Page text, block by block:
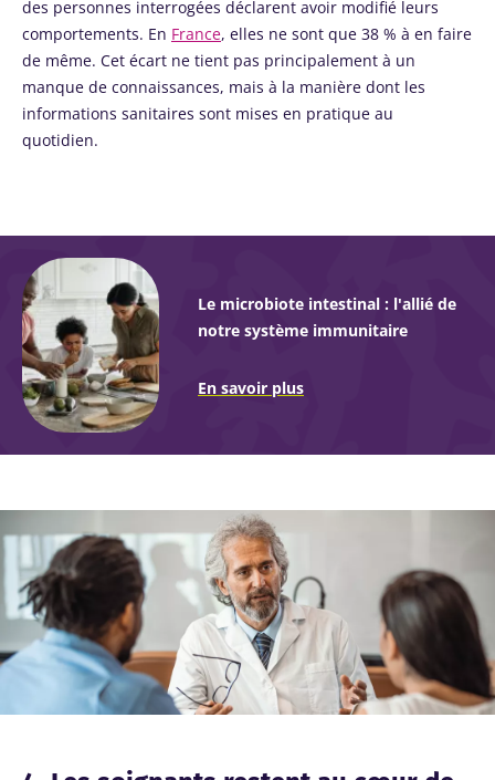
des personnes interrogées déclarent avoir modifié leurs
comportements. En France, elles ne sont que 38 % à en faire
de même. Cet écart ne tient pas principalement à un
manque de connaissances, mais à la manière dont les
informations sanitaires sont mises en pratique au
quotidien.
Le microbiote intestinal : l'allié de
notre système immunitaire
En savoir plus